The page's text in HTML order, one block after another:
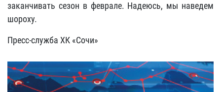
заканчивать сезон в феврале. Надеюсь, мы наведем
шороху.
Пресс-служба ХК «Сочи»